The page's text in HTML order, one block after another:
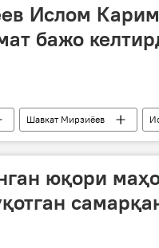
Ислом
бажо
Шавкат Мирзиёев
юқори